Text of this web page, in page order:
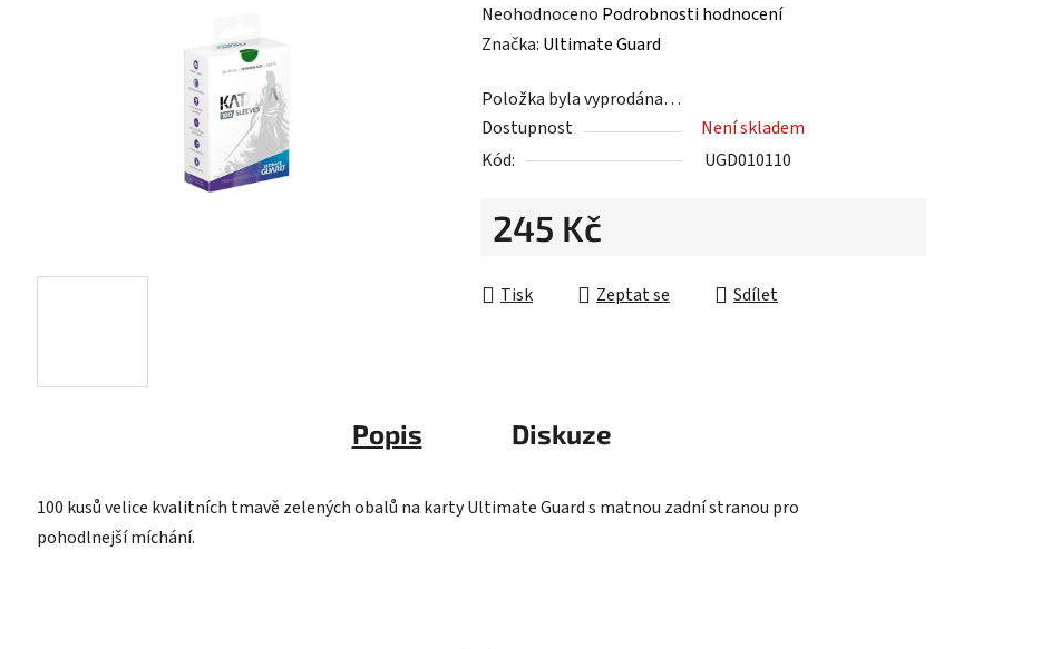
Průměrné
hodnocení
je
0,0
z
hvězdiček.
Neohodnoceno Podrobnosti hodnocení
Značka: Ultimate Guard
Položka byla vyprodána…
Dostupnost
Není skladem
Kód:
UGD010110
245 Kč
Tisk
Zeptat se Sdílet
Popis Diskuze
100 kusů velice kvalitních tmavě zelených obalů na karty Ultimate Guard s matnou zadní stranou pro
pohodlnejší míchání.